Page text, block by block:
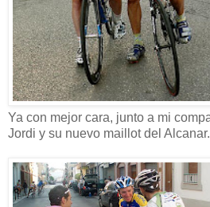
Ya con mejor cara, junto a mi
Jordi y su nuevo maillot del